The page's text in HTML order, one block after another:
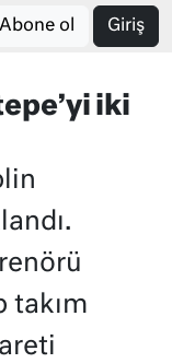
Abone ol Giriş
iki
takım